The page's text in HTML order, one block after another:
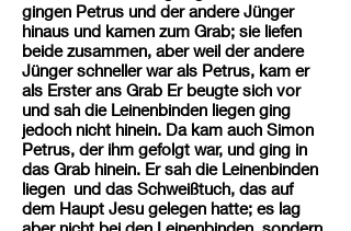
gingen Petrus und der andere Jünger
hinaus und kamen zum Grab; sie liefen
beide zusammen, aber weil der andere
Jünger schneller war als Petrus, kam er
als Erster ans Grab Er beugte sich vor
und sah die Leinenbinden liegen ging
jedoch nicht hinein. Da kam auch Simon
Petrus, der ihm gefolgt war, und ging in
das Grab hinein. Er sah die Leinenbinden
liegen und das Schweißtuch, das auf
dem Haupt Jesu gelegen hatte; es lag